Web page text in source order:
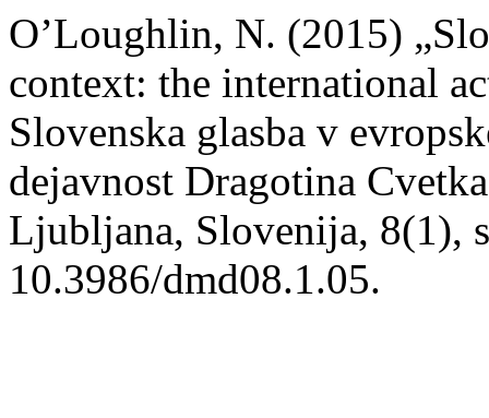
O’Loughlin, N. (2015)
context: the international
Slovenska glasba v
dejavnost Dragotina
Ljubljana, Slovenija, 8(1),
10.3986/dmd08.1.05.